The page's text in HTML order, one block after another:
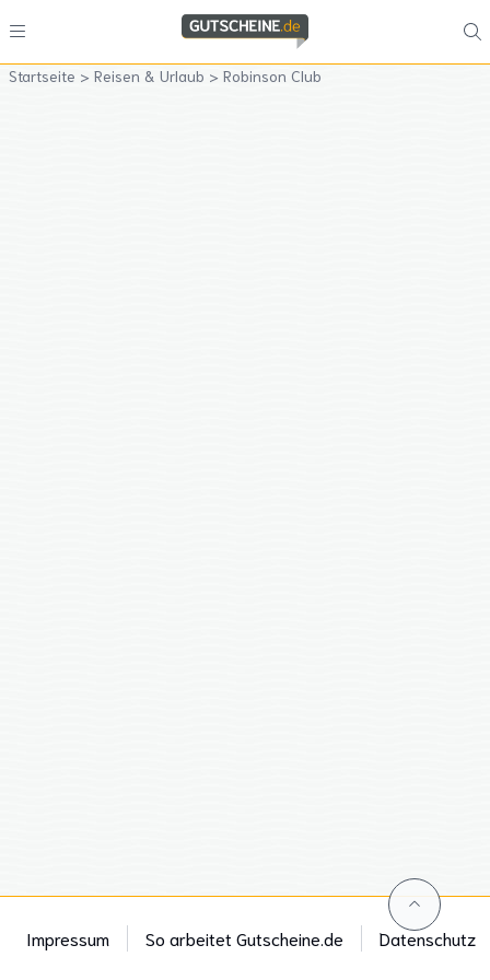
Startseite > Reisen & Urlaub > Robinson Club
Impressum So arbeitet Gutscheine.de Datenschutz